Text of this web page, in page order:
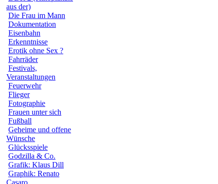
aus der)
Die Frau im Mann
Dokumentation
Eisenbahn
Erkenntnisse
Erotik ohne Sex ?
Fahrräder
Festivals,
Veranstaltungen
Feuerwehr
Flieger
Fotographie
Frauen unter sich
Fußball
Geheime und offene
Wünsche
Glücksspiele
Godzilla & Co.
Grafik: Klaus Dill
Graphik: Renato
Casaro